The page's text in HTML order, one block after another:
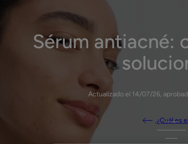
Sérum antiacné:
Actualizado el 14/07/26,
¿Cuál es